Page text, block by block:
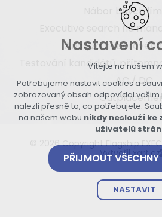
Nábor bílých
Executive search na
Analýza
Testování kandidátů,
AC / DC
© 2026 Copyright Flagship
Vytvořil xart.cz
Nastavení
Vítejte na našem
Potřebujeme nastavit cookies a
zobrazovaný obsah odpovídal
nalezli přesně to, co potřebujete.
na našem webu nikdy neslouží
uživatelů
PŘIJMOUT
NASTAVIT